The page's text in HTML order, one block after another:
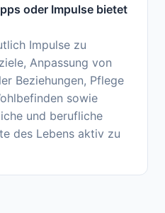
oder Impulse bietet
Impulse zu
Anpassung von
Beziehungen, Pflege
sowie
und berufliche
des Lebens aktiv zu